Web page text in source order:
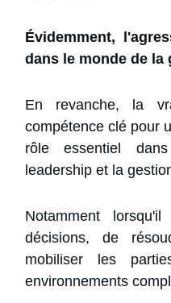
Évidemment,
dans le monde de la
En revanche, la
compétence clé pour
rôle essentiel
leadership et la
Notamment
décisions, de
mobiliser les
environnements